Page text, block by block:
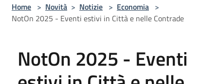
Home > Novità > Notizie > Economia >
NotOn 2025 - Eventi estivi in Città e nelle Contrade
NotOn 2025 - Eventi